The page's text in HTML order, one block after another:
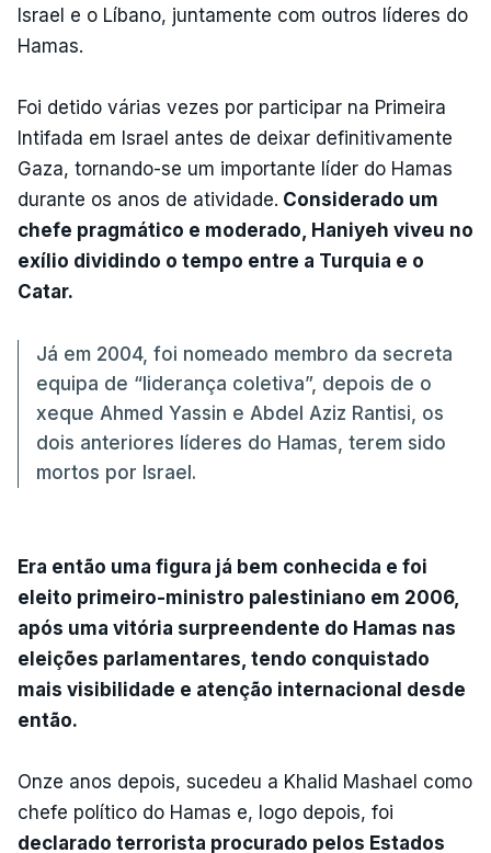
Israel e o Líbano, juntamente com outros líderes do
Hamas.
Foi detido várias vezes por participar na Primeira
Intifada em Israel antes de deixar definitivamente
Gaza, tornando-se um importante líder do Hamas
durante os anos de atividade. Considerado um
chefe pragmático e moderado, Haniyeh viveu no
exílio dividindo o tempo entre a Turquia e o
Catar.
Já em 2004, foi nomeado membro da secreta
equipa de “liderança coletiva”, depois de o
xeque Ahmed Yassin e Abdel Aziz Rantisi, os
dois anteriores líderes do Hamas, terem sido
mortos por Israel.
Era então uma figura já bem conhecida e foi
eleito primeiro-ministro palestiniano em 2006,
após uma vitória surpreendente do Hamas nas
eleições parlamentares, tendo conquistado
mais visibilidade e atenção internacional desde
então.
Onze anos depois, sucedeu a Khalid Mashael como
chefe político do Hamas e, logo depois, foi
declarado terrorista procurado pelos Estados